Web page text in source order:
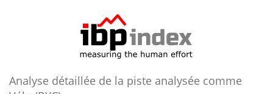
Analyse détaillée de la piste analysée comme